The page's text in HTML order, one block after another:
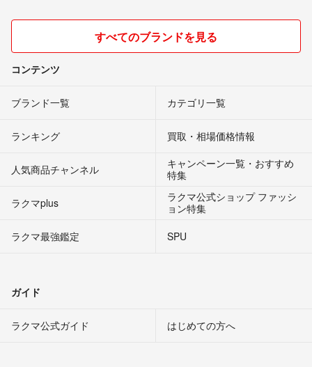
すべてのブランドを見る
コンテンツ
ブランド一覧 カテゴリ一覧
ランキング 買取・相場価格情報
人気商品チャンネル
キャンペーン一覧・おすすめ
特集
ラクマplus
ラクマ公式ショップ ファッシ
ョン特集
ラクマ最強鑑定
SPU
ガイド
ラクマ公式ガイド はじめての方へ